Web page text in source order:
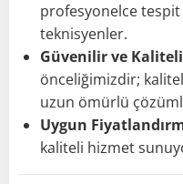
profesyonelce
teknisyenler.
Güvenilir ve
önceliğimizdir;
uzun ömürlü
Uygun
kaliteli hizmet